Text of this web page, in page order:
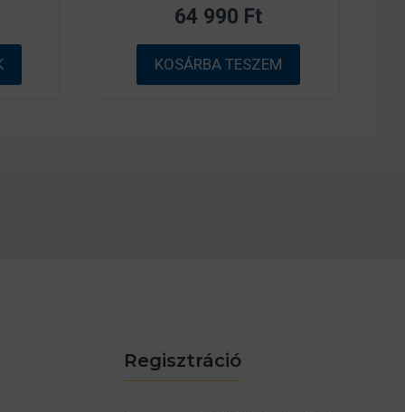
5
b
ő
l
64 990 Ft
KOSÁRBA TESZEM
Regisztráció